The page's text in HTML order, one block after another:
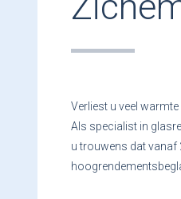
Verliest u veel
Als specialist in
u trouwens dat vanaf